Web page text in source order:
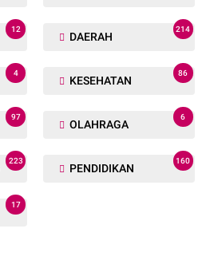
12
DAERAH
214
4
KESEHATAN
86
97
OLAHRAGA
6
223
PENDIDIKAN
160
17